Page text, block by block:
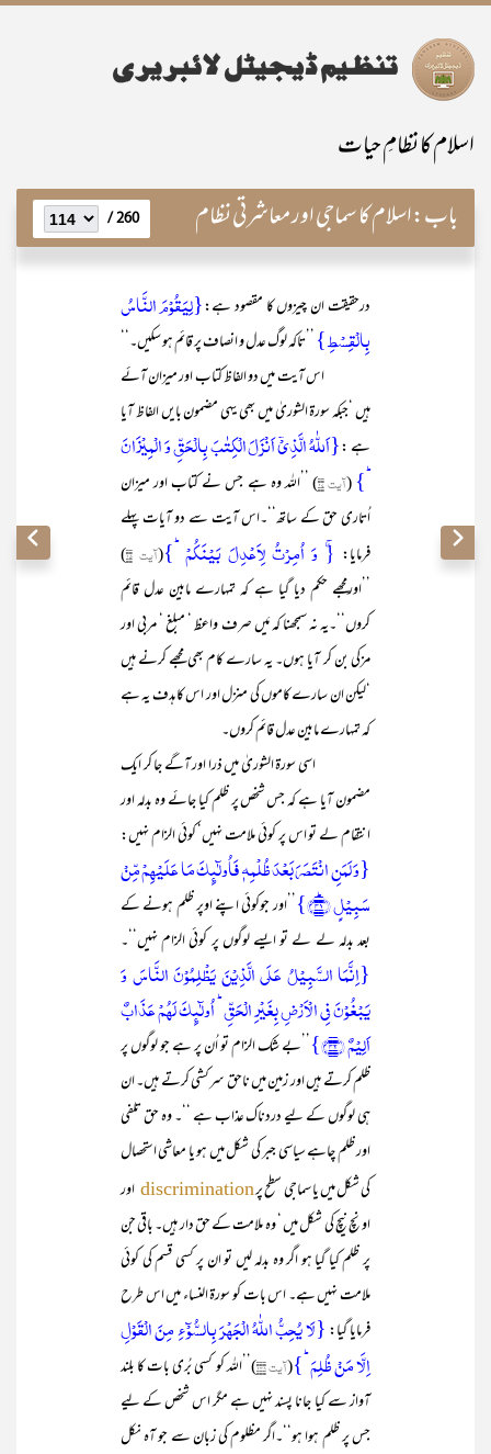
اسلام کا نظامِ حیات
باب:اسلام کا سماجی اور معاشرتی نظام 260 /
درحقیقت ان چیزوں کا مقصود ہے:{لِیَقُوْمَ النَّاسُ
بِالْقِسْطِ} ’’تاکہ لوگ عدل و انصاف پر قائم ہو سکیں۔‘‘
اس آیت میں دو الفاظ کتاب اور میزان آئے
ہیں ‘جبکہ سورۃ الشوریٰ میں بھی یہی مضمون بایں الفاظ آیا
ہے :{اَللّٰہُ الَّذِیۡۤ اَنۡزَلَ الۡکِتٰبَ بِالۡحَقِّ وَ الۡمِیۡزَانَ
ؕ}(آیت ۱۷ ) ’’اللہ وہ ہے جس نے کتاب اور میزان
اُتاری حق کے ساتھ‘‘۔اس آیت سے دو آیات پہلے
فرمایا: {ۚ وَ اُمِرۡتُ لِاَعۡدِلَ بَیۡنَکُمۡ ؕ}(آیت ۱۵ )
’’اورمجھے حکم دیا گیا ہے کہ تمہارے مابین عدل قائم
کروں‘‘۔یہ نہ سمجھنا کہ مَیں صرف واعظ ‘ مبلغ ‘ مربی اور
مزکی بن کر آیا ہوں۔ یہ سارے کام بھی مجھے کرنے ہیں
‘لیکن ان سارے کاموں کی منزل اور اس کا ہدف یہ ہے
کہ تمہارے مابین عدل قائم کروں۔
اسی سورۃ الشوریٰ میں ذرا اور آگے جا کر ایک
مضمون آیا ہے کہ جس شخص پر ظلم کیا جائے وہ بدلہ اور
انتقام لے تو اس پر کوئی ملامت نہیں‘ کوئی الزام نہیں:
{وَ لَمَنِ انۡتَصَرَ بَعۡدَ ظُلۡمِہٖ فَاُولٰٓئِکَ مَا عَلَیۡہِمۡ مِّنۡ
سَبِیۡلٍ ﴿ؕ۴۱﴾}
’’اور جوکوئی اپنے اوپر ظلم ہونے کے
بعد بدلہ لے لے تو ایسے لوگوں پر کوئی الزام نہیں‘‘۔
{اِنَّمَا السَّبِیۡلُ عَلَی الَّذِیۡنَ یَظۡلِمُوۡنَ النَّاسَ وَ
یَبۡغُوۡنَ فِی الۡاَرۡضِ بِغَیۡرِ الۡحَقِّ ؕ اُولٰٓئِکَ لَہُمۡ عَذَابٌ
اَلِیۡمٌ ﴿۴۲﴾}
’’بے شک الزام تو اُن پر ہے جو لوگوں پر
ظلم کرتے ہیں اور زمین میں ناحق سرکشی کرتے ہیں۔ ان
ہی لوگوں کے لیے دردناک عذاب ہے ‘‘۔ وہ حق تلفی
اور ظلم چاہے سیاسی جبر کی شکل میں ہو یا معاشی استحصال
کی شکل میں یا سماجی سطح پرdiscrimination اور
اونچ نیچ کی شکل میں ‘ وہ ملامت کے حق دار ہیں۔ باقی جن
پر ظلم کیا گیا ہو اگر وہ بدلہ لیں تو ان پر کسی قسم کی کوئی
ملامت نہیں ہے۔ اس بات کو سورۃ النساء میں اس طرح
فرمایا گیا:{لَا یُحِبُّ اللّٰہُ الۡجَہۡرَ بِالسُّوۡٓءِ مِنَ الۡقَوۡلِ
اِلَّا مَنۡ ظُلِمَ ؕ}(آیت ۱۴۸ )’’اللہ کو کسی بُری بات کا بلند
آواز سے کیا جانا پسند نہیں ہے مگر اس شخص کے لیے
جس پر ظلم ہوا ہو‘‘۔اگر مظلوم کی زبان سے جو آہ نکل